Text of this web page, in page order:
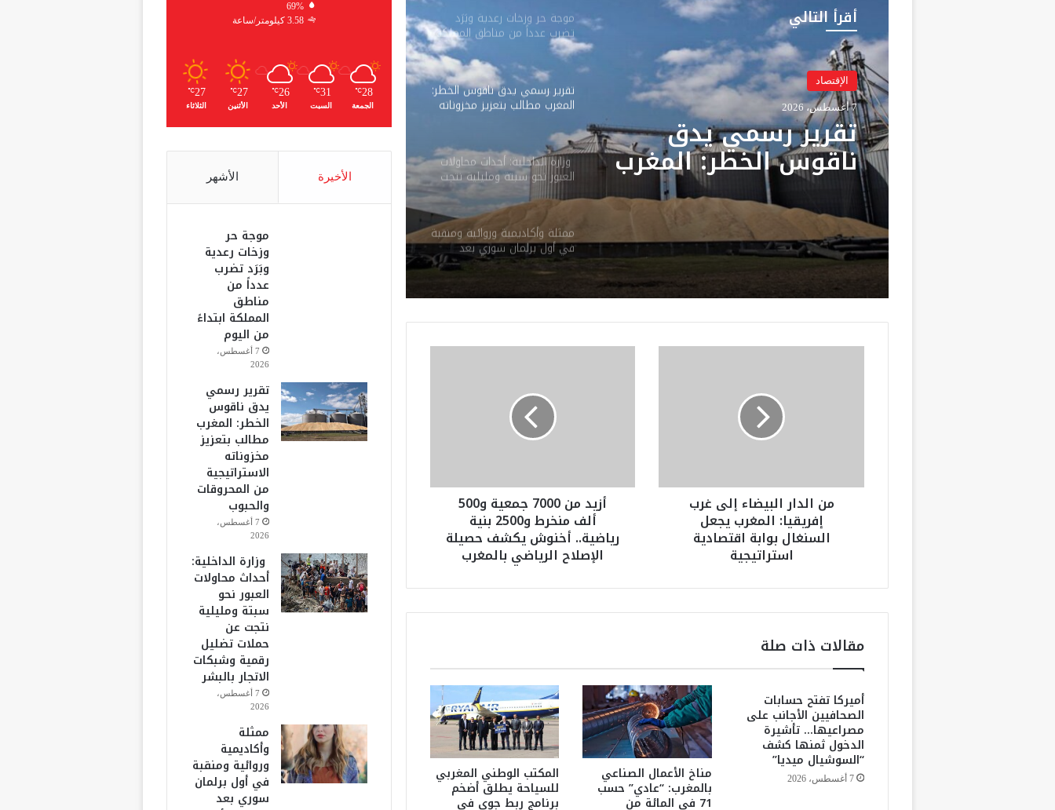
أقرأ التالي
الإقتصاد
7 أغسطس، 2026
تقرير رسمي يدق
ناقوس الخطر: المغرب
مطالب بتعزيز مخزوناته
الاستراتيجية من
المحروقات والحبوب
موجة حر وزخات رعدية وبَرَد
تضرب عدداً من مناطق المملكة
ابتداءً من اليوم
تقرير رسمي يدق ناقوس الخطر:
المغرب مطالب بتعزيز مخزوناته
والحبوب
وزارة الداخلية: أحداث محاولات
العبور نحو سبتة ومليلية نتجت
عن حملات تضليل رقمية
وشبكات الاتجار بالبشر
ممثلة وأكاديمية وروائية ومنقبة
في أول برلمان سوري بعد
سقوط الأسد
ل
إ
ر
ب
ف
ر
ي
ق
ا
من الدار البيضاء إلى غرب
إفريقيا: المغرب يجعل
السنغال بوابة اقتصادية
استراتيجية
0
ة
أ
ل
ف
م
ن
خ
ط
و
أزيد من 7000 جمعية و500
ألف منخرط و2500 بنية
رياضية.. أخنوش يكشف حصيلة
الإصلاح الرياضي بالمغرب
مقالات ذات صلة
أميركا تفتح حسابات
الصحافيين الأجانب على
مصراعيها… تأشيرة
الدخول ثمنها كشف
“السوشيال ميديا”
7 أغسطس، 2026 مناخ الأعمال الصناعي
بالمغرب: “عادي” حسب
71 في المائة من
المكتب الوطني المغربي
للسياحة يطلق أضخم
برنامج ربط جوي في
69%
3.58 كيلومتر/ساعة
28
℃
الجمعة
31
℃
السبت
26
℃
الأحد
27
℃
الأثنين
27
℃
الثلاثاء
الأخيرة الأشهر
موجة حر
وزخات رعدية
وبَرَد تضرب
عدداً من
مناطق
المملكة ابتداءً
من اليوم
7 أغسطس،
2026
تقرير رسمي
يدق ناقوس
الخطر: المغرب
مطالب بتعزيز
مخزوناته
الاستراتيجية
من المحروقات
والحبوب
7 أغسطس،
2026
وزارة الداخلية:
أحداث محاولات
العبور نحو
سبتة ومليلية
نتجت عن
حملات تضليل
رقمية وشبكات
الاتجار بالبشر
7 أغسطس،
2026
ممثلة
وأكاديمية
وروائية ومنقبة
في أول برلمان
سوري بعد